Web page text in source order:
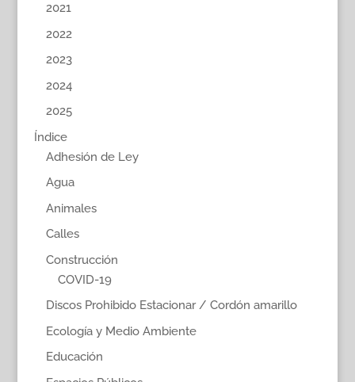
2021
2022
2023
2024
2025
Índice
Adhesión de Ley
Agua
Animales
Calles
Construcción
COVID-19
Discos Prohibido Estacionar / Cordón amarillo
Ecología y Medio Ambiente
Educación